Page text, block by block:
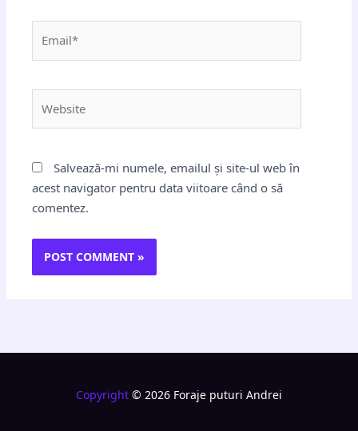
Salvează-mi numele, emailul și site-ul web în
acest navigator pentru data viitoare când o să
comentez.
Copyright © 2026 Foraje puturi Andrei